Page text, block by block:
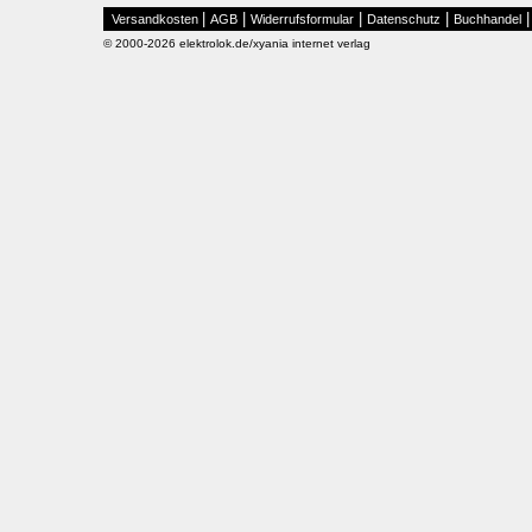
Versandkosten AGB Widerrufsformular Datenschutz Buchhandel
© 2000-2026 elektrolok.de/xyania internet verlag